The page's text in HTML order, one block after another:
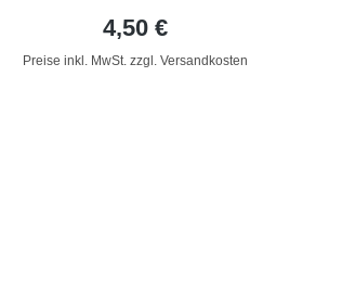
4,50 €
Preise inkl. MwSt. zzgl. Versandkosten